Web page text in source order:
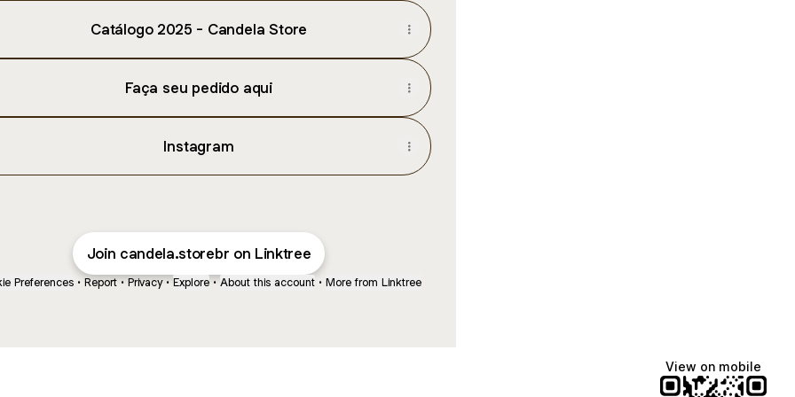
Catálogo 2025 - Candela Store
Faça seu pedido aqui
Instagram
Join candela.storebr on Linktree
Preferences • Report • Privacy • Explore • About this account • More from Linktree
View on mobile